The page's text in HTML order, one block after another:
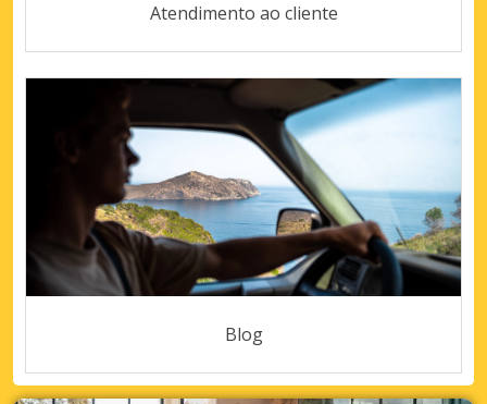
Atendimento ao cliente
Blog